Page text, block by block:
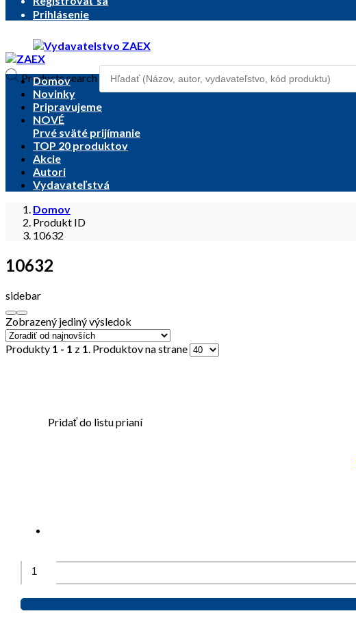
Prihlásenie
Products search
Domov
Novinky
Pripravujeme
NOVÉ
Prvé sväté prijímanie
TOP 20 produktov
Akcie
Autori
Vydavateľstvá
Domov
Produkt ID
10632
10632
sidebar
Zobrazený jediný výsledok
Produkty 1 - 1 z 1. Produktov na strane
Pridať do listu prianí